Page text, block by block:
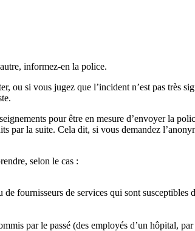
informez-en la police.
ou si vous jugez que l’incident n’est pas
pour être en mesure d’envoyer la
par la suite. Cela dit, si vous demandez
selon le cas :
fournisseurs de services qui sont susceptibles
par le passé (des employés d’un hôpital,